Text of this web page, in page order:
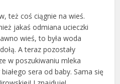
też coś ciągnie na wieś.
jakaś odmiana ucieczki
wieś, to była woda
A teraz pozostały
w poszukiwaniu mleka
sera od baby. Sama się